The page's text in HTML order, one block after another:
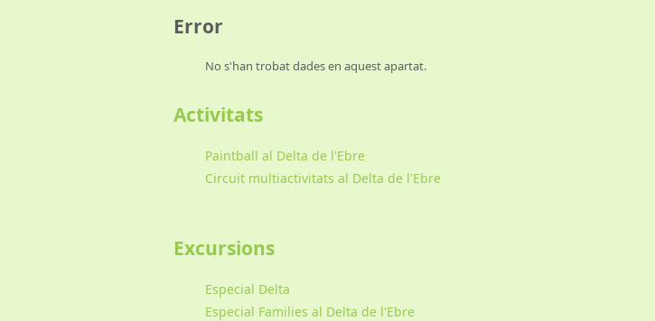
Error
No s'han trobat dades en aquest apartat.
Activitats
Paintball al Delta de l'Ebre
Circuit multiactivitats al Delta de l'Ebre
Excursions
Especial Delta
Especial Families al Delta de l'Ebre